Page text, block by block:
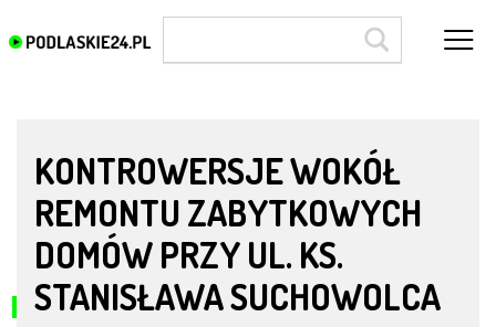
ul. Stanisława Suchowolca
KONTROWERSJE WOKÓŁ
REMONTU ZABYTKOWYCH
DOMÓW PRZY UL. KS.
STANISŁAWA SUCHOWOLCA